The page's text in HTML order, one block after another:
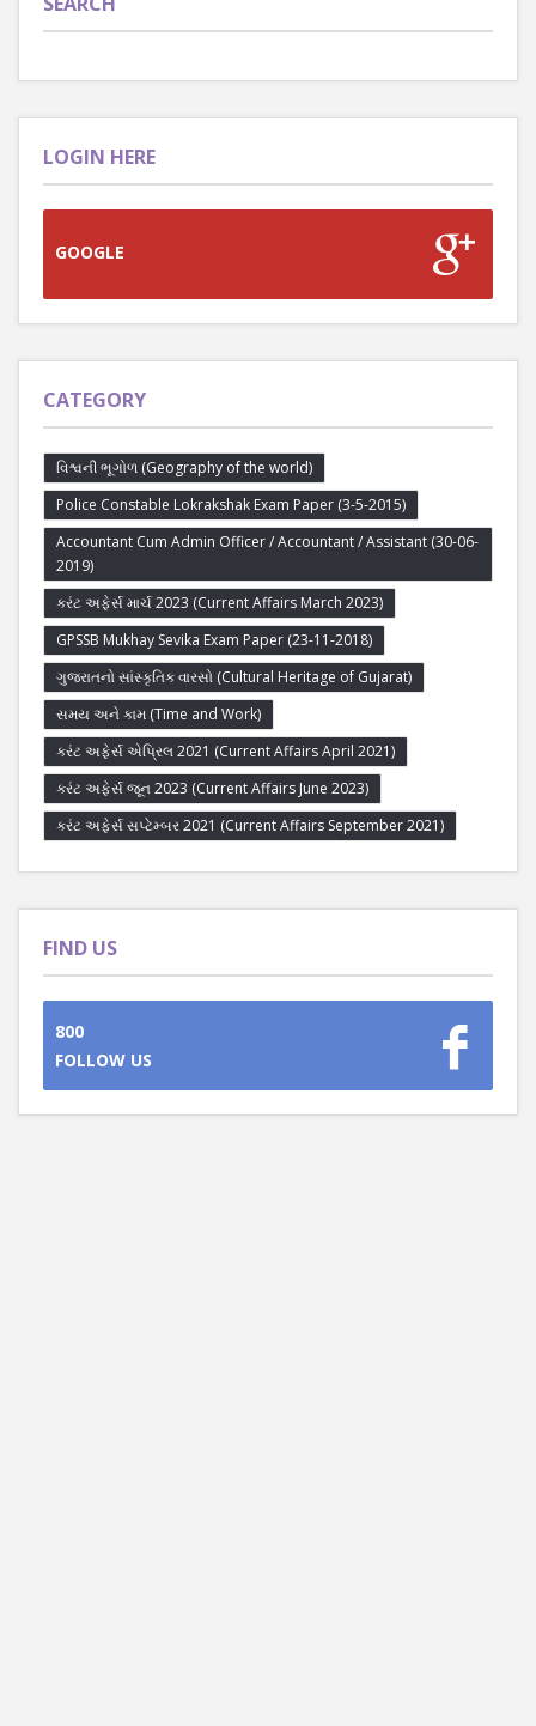
LOGIN HERE
GOOGLE
CATEGORY
વિશ્વની ભૂગોળ (Geography of the world)
Police Constable Lokrakshak Exam Paper (3-5-2015)
Accountant Cum Admin Officer / Accountant / Assistant (30-06-
2019)
કરંટ અફેર્સ માર્ચ 2023 (Current Affairs March 2023)
GPSSB Mukhay Sevika Exam Paper (23-11-2018)
ગુજરાતનો સાંસ્કૃતિક વારસો (Cultural Heritage of Gujarat)
સમય અને કામ (Time and Work)
કરંટ અફેર્સ એપ્રિલ 2021 (Current Affairs April 2021)
કરંટ અફેર્સ જૂન 2023 (Current Affairs June 2023)
કરંટ અફેર્સ સપ્ટેમ્બર 2021 (Current Affairs September 2021)
FIND US
800
FOLLOW US